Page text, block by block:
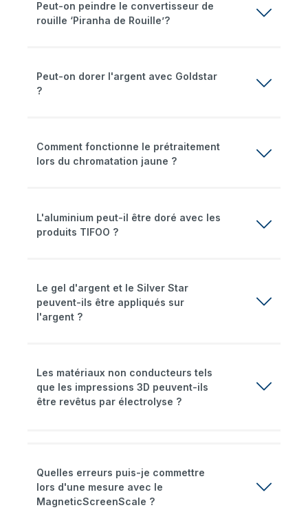
Peut-on peindre le convertisseur de
rouille ‘Piranha de Rouille’?
Peut-on dorer l'argent avec Goldstar
?
Comment fonctionne le prétraitement
lors du chromatation jaune ?
L'aluminium peut-il être doré avec les
produits TIFOO ?
Le gel d'argent et le Silver Star
peuvent-ils être appliqués sur
l'argent ?
Les matériaux non conducteurs tels
que les impressions 3D peuvent-ils
être revêtus par électrolyse ?
Quelles erreurs puis-je commettre
lors d'une mesure avec le
MagneticScreenScale ?